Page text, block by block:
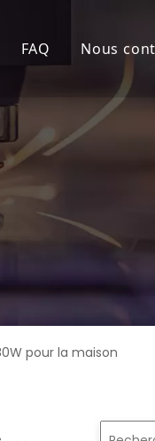
FAQ Nous
pour la maison